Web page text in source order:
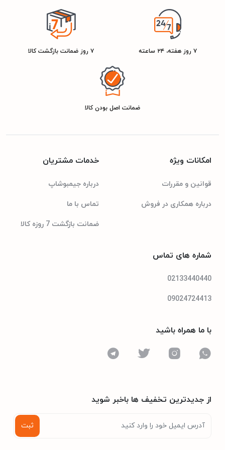
شناسه کالا
۷ روز هفته، ۲۴ ساعته ۷ روز ضمانت بازگشت کالا
ضمانت اصل بودن کالا
امکانات ویژه
قوانین و مقررات
درباره همکاری در فروش
خدمات مشتریان
درباره جیمبوشاپ
تماس با ما
ضمانت بازگشت 7 روزه کالا
شماره های تماس
02133440440
09024724413
با ما همراه باشید
از جدیدترین تخفیف ها باخبر شوید
ثبت